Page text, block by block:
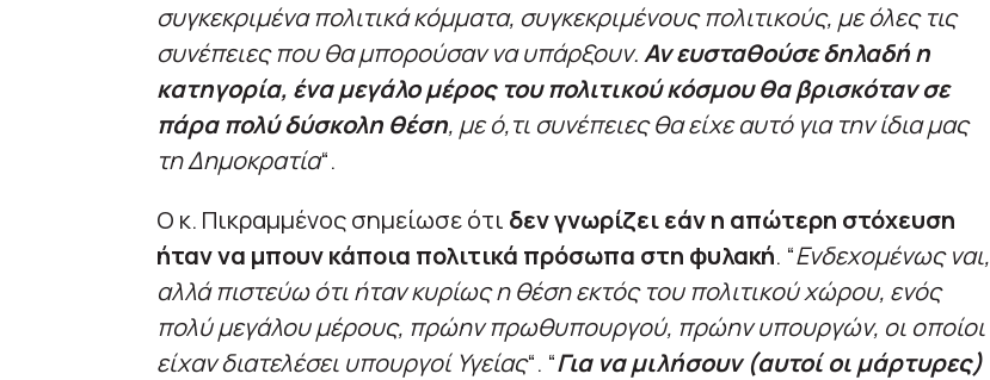
συγκεκριμένα πολιτικά κόμματα, συγκεκριμένους πολιτικούς, με όλες τις
συνέπειες που θα μπορούσαν να υπάρξουν.Αν ευσταθούσε δηλαδή η
κατηγορία, ένα μεγάλο μέρος του πολιτικού κόσμου θα βρισκόταν σε
πάρα πολύ δύσκολη θέση, με ό,τι συνέπειες θα είχε αυτό για την ίδια μας
τη Δημοκρατία“.
Ο κ. Πικραμμένος σημείωσε ότι δεν γνωρίζει εάν η απώτερη στόχευση
ήταν να μπουν κάποια πολιτικά πρόσωπα στη φυλακή. “Ενδεχομένως ναι,
αλλά πιστεύω ότι ήταν κυρίως η θέση εκτός του πολιτικού χώρου, ενός
πολύ μεγάλου μέρους, πρώην πρωθυπουργού, πρώην υπουργών, οι οποίοι
είχαν διατελέσει υπουργοί Υγείας“. “Για να μιλήσουν (αυτοί οι μάρτυρες)